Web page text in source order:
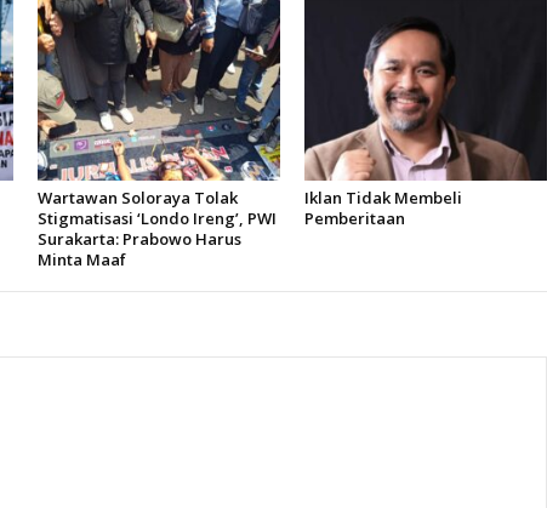
Wartawan Soloraya Tolak
Stigmatisasi ‘Londo Ireng’, PWI
Surakarta: Prabowo Harus
Minta Maaf
Iklan Tidak Membeli
Pemberitaan